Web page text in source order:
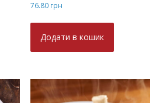
76.80 грн
Додати в кошик